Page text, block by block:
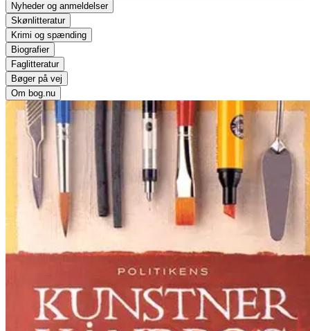
Nyhederog anmeldelser
Skønlitteratur
Krimi og spænding
Biografier
Faglitteratur
Bøger på vej
Om bog.nu